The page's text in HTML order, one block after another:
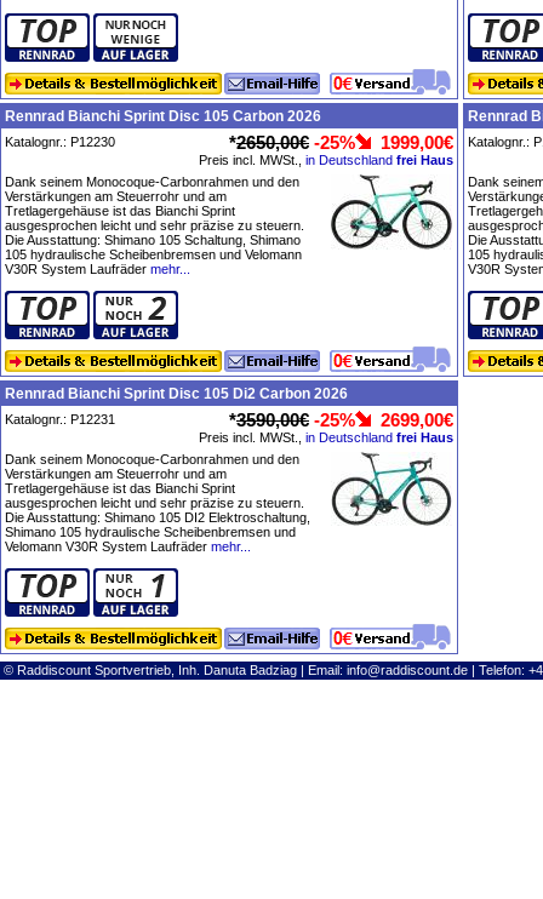
Rennrad Bianchi Sprint Disc 105 Carbon 2026
Katalognr.: P12230 *2650,00€ -25% 1999,00€
Preis incl. MWSt., in Deutschland frei Haus
Dank seinem Monocoque-Carbonrahmen und den
Verstärkungen am Steuerrohr und am
Tretlagergehäuse ist das Bianchi Sprint
ausgesprochen leicht und sehr präzise zu steuern.
Die Ausstattung: Shimano 105 Schaltung, Shimano
105 hydraulische Scheibenbremsen und Velomann
V30R System Laufräder mehr...
Rennrad
Katalognr.:
Dank
Die
105
V30R
Rennrad Bianchi Sprint Disc 105 Di2 Carbon 2026
Katalognr.: P12231 *3590,00€ -25% 2699,00€
Preis incl. MWSt., in Deutschland frei Haus
Dank seinem Monocoque-Carbonrahmen und den
Verstärkungen am Steuerrohr und am
Tretlagergehäuse ist das Bianchi Sprint
ausgesprochen leicht und sehr präzise zu steuern.
Die Ausstattung: Shimano 105 DI2 Elektroschaltung,
Shimano 105 hydraulische Scheibenbremsen und
Velomann V30R System Laufräder mehr...
© Raddiscount Sportvertrieb, Inh. Danuta Badziag | Email: info@raddiscount.de | Telefon: